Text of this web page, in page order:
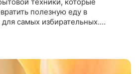
полезную еду в
самых избирательных.
— время не только
и гастрономических